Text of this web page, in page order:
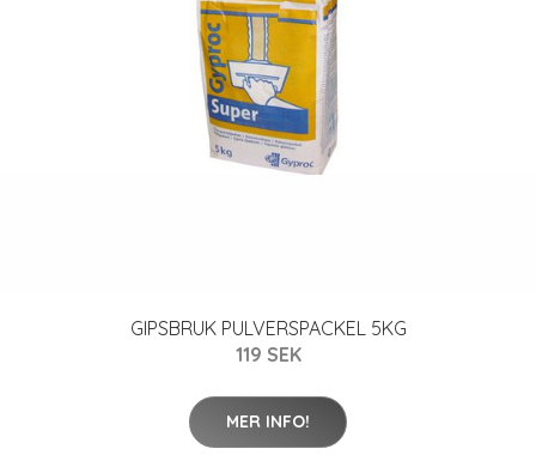
GIPSBRUK PULVERSPACKEL 5KG
119 SEK
MER INFO!